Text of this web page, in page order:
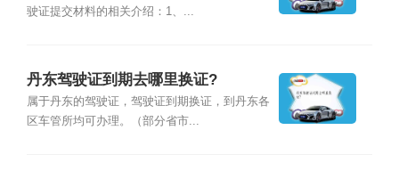
驶证提交材料的相关介绍：1、...
丹东驾驶证到期去哪里换证?
属于丹东的驾驶证，驾驶证到期换证，到丹东各
区车管所均可办理。（部分省市...